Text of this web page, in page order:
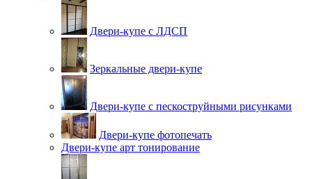
Двери-купе с ЛДСП
Зеркальные двери-купе
Двери-купе с пескоструйными рисунками
Двери-купе фотопечать
Двери-купе арт тонирование